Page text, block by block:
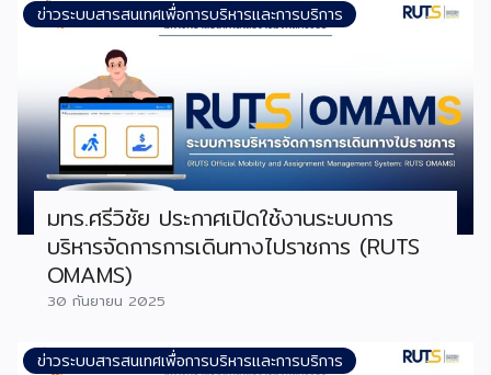
ข่าวระบบสารสนเทศเพื่อการบริหารและการบริการ
มทร.ศรีวิชัย ประกาศเปิดใช้งานระบบการ
บริหารจัดการการเดินทางไปราชการ (RUTS
OMAMS)
30 กันยายน 2025
ข่าวระบบสารสนเทศเพื่อการบริหารและการบริการ